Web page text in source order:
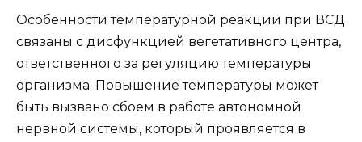
Особенности температурной реакции при ВСД
связаны с дисфункцией вегетативного центра,
ответственного за регуляцию температуры
организма. Повышение температуры может
быть вызвано сбоем в работе автономной
нервной системы, который проявляется в